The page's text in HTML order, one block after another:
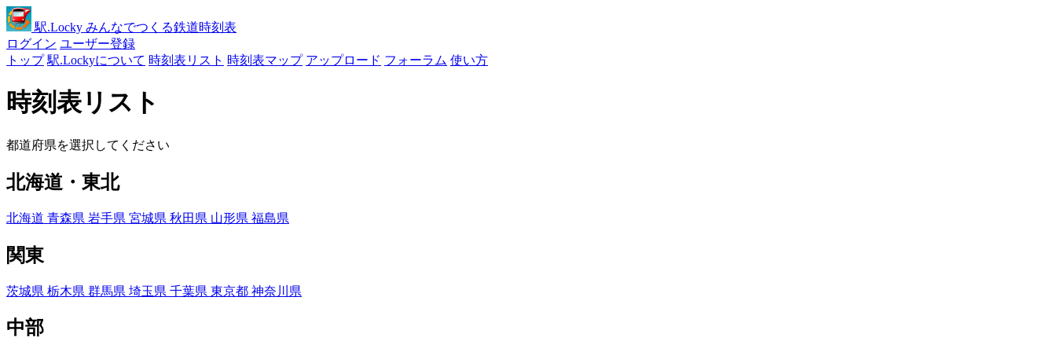
駅.Locky みんなでつくる鉄道時刻表
ログイン ユーザー登録
トップ 駅.Lockyについて 時刻表リスト 時刻表マップ アップロード フォーラム 使い方
時刻表リスト
都道府県を選択してください
北海道・東北
北海道 青森県 岩手県 宮城県 秋田県 山形県 福島県
関東
茨城県 栃木県 群馬県 埼玉県 千葉県 東京都 神奈川県
中部